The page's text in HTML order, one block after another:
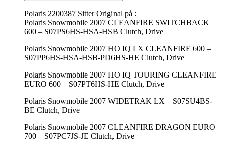
Polaris 2200387 Sitter Original på :
Polaris Snowmobile 2007 CLEANFIRE SWITCHBACK
600 – S07PS6HS-HSA-HSB Clutch, Drive
Polaris Snowmobile 2007 HO IQ LX CLEANFIRE 600 –
S07PP6HS-HSA-HSB-PD6HS-HE Clutch, Drive
Polaris Snowmobile 2007 HO IQ TOURING CLEANFIRE
EURO 600 – S07PT6HS-HE Clutch, Drive
Polaris Snowmobile 2007 WIDETRAK LX – S07SU4BS-
BE Clutch, Drive
Polaris Snowmobile 2007 CLEANFIRE DRAGON EURO
700 – S07PC7JS-JE Clutch, Drive